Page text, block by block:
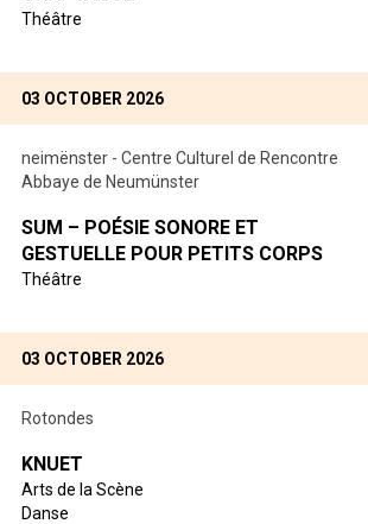
Théâtre
03 OCTOBER 2026
neimënster - Centre Culturel de Rencontre
Abbaye de Neumünster
SUM – POÉSIE SONORE ET
GESTUELLE POUR PETITS CORPS
Théâtre
03 OCTOBER 2026
Rotondes
KNUET
Arts de la Scène
Danse